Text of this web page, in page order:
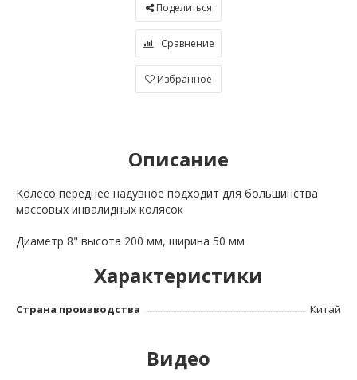
Поделиться
Сравнение
Избранное
Описание
Колесо переднее надувное подходит для большинства
массовых инвалидных колясок
Диаметр 8" высота 200 мм, ширина 50 мм
Характеристики
Страна производства Китай
Видео